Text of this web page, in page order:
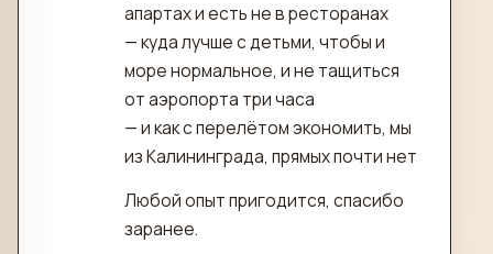
апартах и есть не в ресторанах
— куда лучше с детьми, чтобы и
море нормальное, и не тащиться
от аэропорта три часа
— и как с перелётом экономить, мы
из Калининграда, прямых почти нет
Любой опыт пригодится, спасибо
заранее.